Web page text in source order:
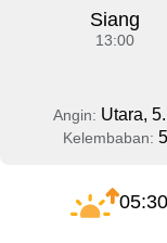
Siang
13:00
Angin: Utara,
Kelembaban:
05:30